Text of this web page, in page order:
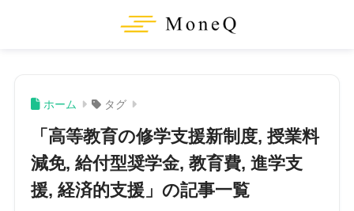
ホーム タグ
「高等教育の修学支援新制度, 授業料
減免, 給付型奨学金, 教育費, 進学支
援, 経済的支援」の記事一覧